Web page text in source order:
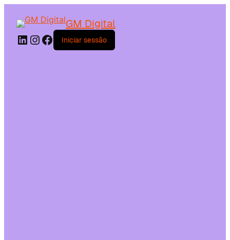
GM Digital
Iniciar sessão